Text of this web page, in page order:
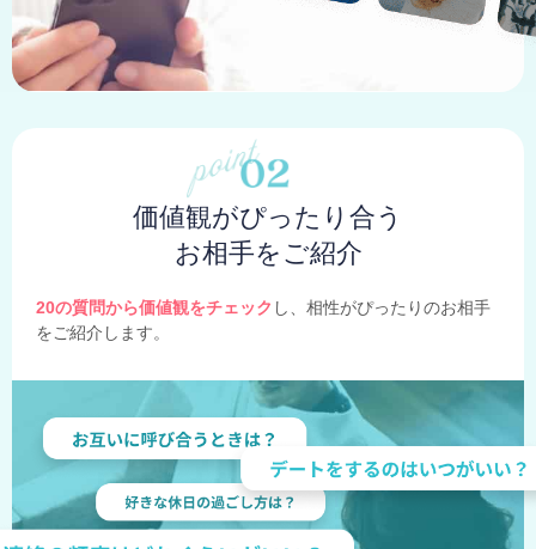
価値観がぴったり合う
お相手をご紹介
20の質問から価値観をチェック し、相性がぴったりのお相手
をご紹介します。